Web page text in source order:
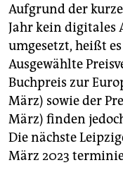
Aufgrund der
Jahr kein
umgesetzt, heißt
Ausgewählte
Buchpreis zur
März) sowie der
März) ­finden
Die nächste
März 2023